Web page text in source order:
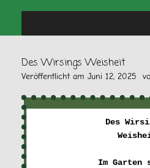
Des Wirsings Weisheit
Veröffentlicht am Juni 12, 2025
Des
Im Garten